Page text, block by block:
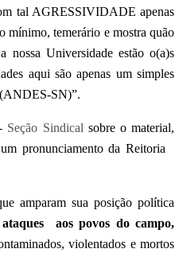
tal AGRESSIVIDADE apenas
mínimo, temerário e mostra quão
nossa Universidade estão o(a)s
aqui são apenas um simples
SN)”.
Seção Sindical sobre o material,
pronunciamento da Reitoria
amparam sua posição política
ataques aos povos do campo,
violentados e mortos